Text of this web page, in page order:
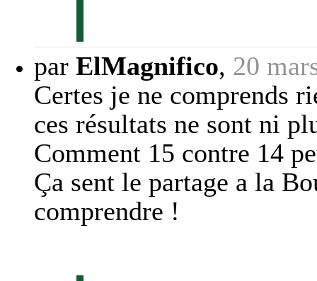
par ElMagnifico, 20
Certes je ne comprends
ces résultats ne sont ni
Comment 15 contre 14
Ça sent le partage a la
comprendre !